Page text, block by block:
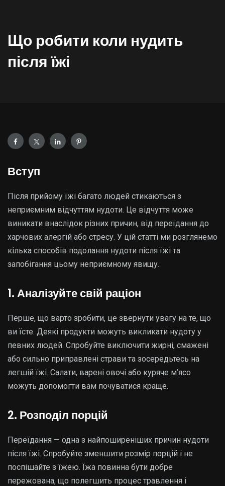
Що робити коли нудить
після їжі
Вступ
Після прийому їжі багато людей стикаються з
неприємним відчуттям нудоти. Це відчуття може
виникати внаслідок різних причин, від переїдання до
харчових алергій або стресу. У цій статті ми розглянемо
кілька способів подолання нудоти після їжі та
запобігання цьому неприємному явищу.
1. Аналізуйте свій раціон
Перше, що варто зробити, це звернути увагу на те, що
ви їсте. Деякі продукти можуть викликати нудоту у
певних людей. Спробуйте виключити жирні, смажені
або сильно приправлені страви та зосередьтесь на
легшій їжі. Салати, варені овочі або куряче м’ясо
можуть допомогти вам почуватися краще.
2. Розподіл порцій
Переїдання — одна з найпоширеніших причин нудоти
після їжі. Спробуйте зменшити розмір порцій і не
поспішайте з їжею. Їжа повинна бути добре
пережована, що полегшить процес травлення і